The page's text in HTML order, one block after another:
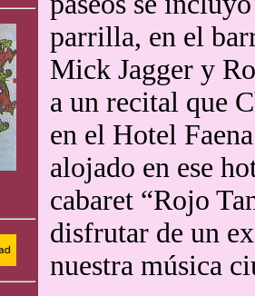
parrilla, en el
Mick Jagger y
a un recital que
en el Hotel
alojado en ese
cabaret “Rojo
disfrutar de un
nuestra música